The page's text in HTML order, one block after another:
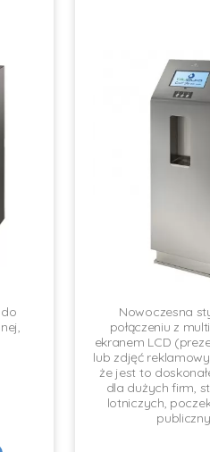
Nowoczesna
połączeniu z
ekranem LCD
lub zdjęć
że jest to
dla dużych firm,
lotniczych,